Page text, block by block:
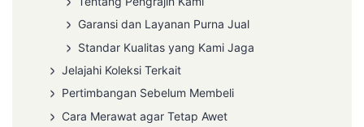
Garansi dan Layanan Purna Jual
Standar Kualitas yang Kami Jaga
Jelajahi Koleksi Terkait
Pertimbangan Sebelum Membeli
Cara Merawat agar Tetap Awet